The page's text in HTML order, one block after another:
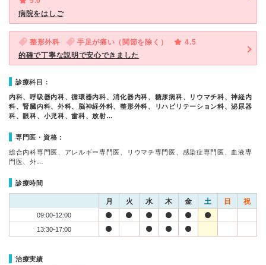
病院をはしご
整形外科 手足が痛い（関節を除く）
4.5
的確で丁寧な説明で安心できました
診療科目：
内科、呼吸器内科、循環器内科、消化器内科、糖尿病科、リウマチ科、神経内
科、腎臓内科、外科、脳神経外科、整形外科、リハビリテーション科、泌尿器
科、眼科、小児科、歯科、放射…
専門医・資格：
総合内科専門医、アレルギー専門医、リウマチ専門医、感染症専門医、血液専
門医、外…
診療時間
月 火 水 木 金 土 日 祝
09:00-12:00
13:30-17:00
治療実績